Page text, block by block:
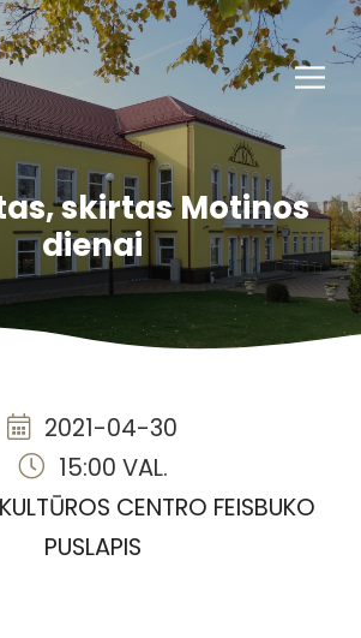
skirtas Motinos
dienai
2021-04-30
15:00 VAL.
CENTRO FEISBUKO
PUSLAPIS